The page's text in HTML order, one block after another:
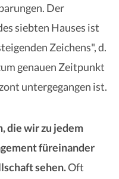
Der
siebten Hauses ist
Zeichens", d.
genauen Zeitpunkt
untergegangen ist.
die wir zu jedem
füreinander
sehen.Oft